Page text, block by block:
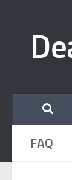
FAQ